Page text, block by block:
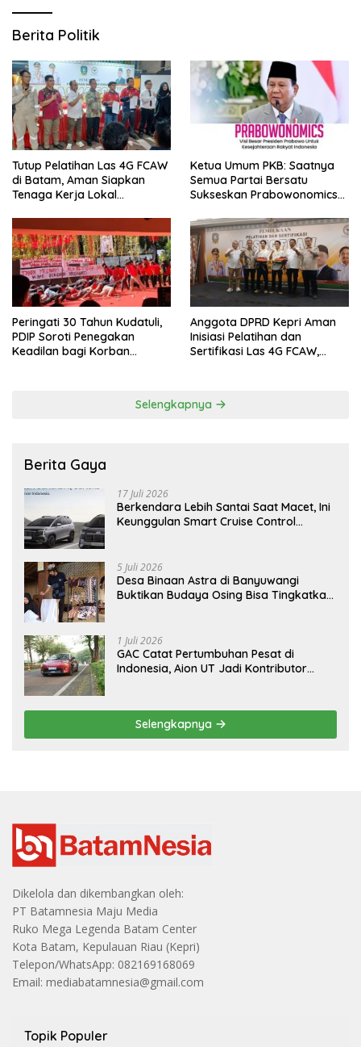
Berita Politik
Tutup Pelatihan Las 4G FCAW
di Batam, Aman Siapkan
Tenaga Kerja Lokal
Ketua Umum PKB: Saatnya
Semua Partai Bersatu
Sukseskan Prabowonomics
Peringati 30 Tahun Kudatuli,
PDIP Soroti Penegakan
Keadilan bagi Korban
Anggota DPRD Kepri Aman
Inisiasi Pelatihan dan
Sertifikasi Las 4G FCAW,
Selengkapnya
Berita Gaya
17 Juli 2026
Berkendara Lebih Santai Saat Macet, Ini
Keunggulan Smart Cruise Control
5 Juli 2026
Desa Binaan Astra di Banyuwangi
Buktikan Budaya Osing Bisa Tingkatkan
1 Juli 2026
GAC Catat Pertumbuhan Pesat di
Indonesia, Aion UT Jadi Kontributor
Selengkapnya
Dikelola dan dikembangkan oleh:
PT Batamnesia Maju Media
Ruko Mega Legenda Batam Center
Kota Batam, Kepulauan Riau (Kepri)
Telepon/WhatsApp: 082169168069
Email: mediabatamnesia@gmail.com
Topik Populer